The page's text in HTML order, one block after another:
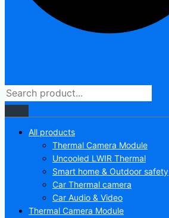
All products
Thermal Camera Module
Uncooled LWIR Thermal
Smart home & Outdoor safety
Car Thermal camera
Car Audio & Video
Thermal Camera Module